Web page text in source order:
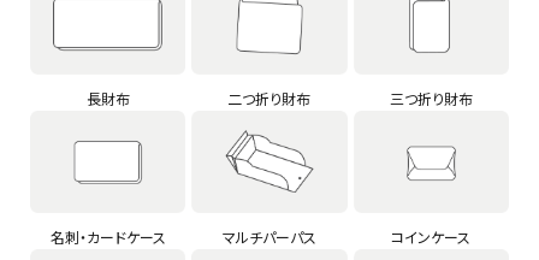
長財布 二つ折り財布 三つ折り財布
名刺・カードケース マルチパーパス コインケース